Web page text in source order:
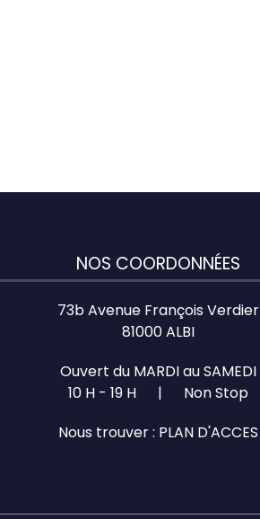
NOS COORDONNÉES
73b Avenue François Verdier
81000 ALBI
Ouvert du MARDI au SAMEDI
10 H - 19 H | Non Stop
Nous trouver : PLAN D'ACCES